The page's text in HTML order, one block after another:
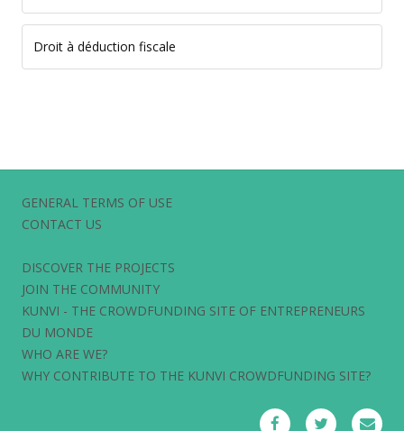
Droit à déduction fiscale
GENERAL TERMS OF USE
CONTACT US
DISCOVER THE PROJECTS
JOIN THE COMMUNITY
KUNVI - THE CROWDFUNDING SITE OF ENTREPRENEURS
DU MONDE
WHO ARE WE?
WHY CONTRIBUTE TO THE KUNVI CROWDFUNDING SITE?